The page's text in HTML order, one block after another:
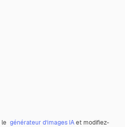
le générateur d’images IAet modifiez-